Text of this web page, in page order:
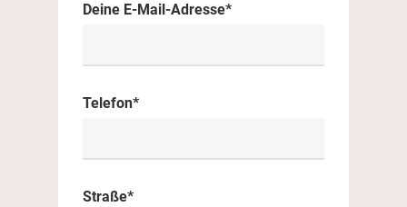
Deine E-Mail-Adresse*
Telefon*
Straße*